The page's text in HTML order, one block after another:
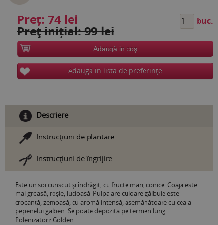
Preț: 74 lei
Preţ inițial: 99 lei
buc.
Adaugă in coş
Adaugă in lista de preferinţe
Descriere
Instrucţiuni de plantare
Instrucţiuni de îngrijire
Este un soi cunscut și îndrăgit, cu fructe mari, conice. Coaja este
mai groasă, roşie, lucioasă. Pulpa are culoare gălbuie este
crocantă, zemoasă, cu aromă intensă, asemănătoare cu cea a
pepenelui galben. Se poate depozita pe termen lung.
Polenizatori: Golden.